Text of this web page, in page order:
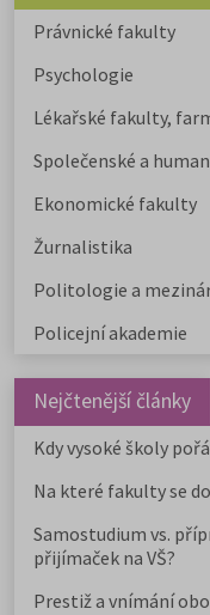
Právnické fakulty
Psychologie
Lékařské fakulty,
Společenské a
Ekonomické fakulty
Žurnalistika
Politologie a
Policejní akademie
Nejčtenější články
Kdy vysoké školy
Na které fakulty se
Samostudium vs.
přijímaček na VŠ?
Prestiž a vnímání